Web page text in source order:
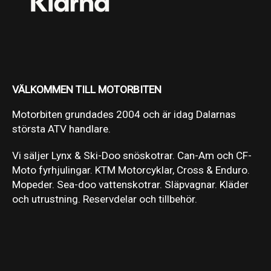
VÄLKOMMEN TILL MOTORBITEN
Motorbiten grundades 2004 och är idag Dalarnas
största ATV handlare.
Vi säljer Lynx & Ski-Doo snöskotrar. Can-Am och CF-
Moto fyrhjulingar. KTM Motorcyklar, Cross & Enduro.
Mopeder. Sea-doo vattenskotrar. Släpvagnar. Kläder
och utrustning. Reservdelar och tillbehör.